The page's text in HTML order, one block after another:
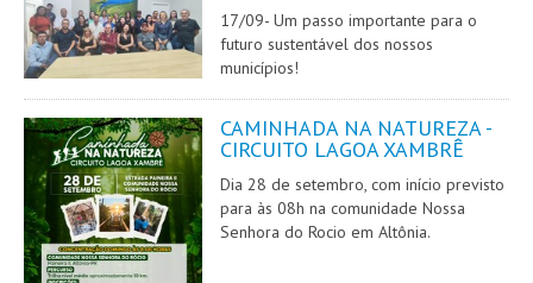
17/09- Um passo importante para o
futuro sustentável dos nossos
municípios!
CAMINHADA NA NATUREZA -
CIRCUITO LAGOA XAMBRÊ
Dia 28 de setembro, com início previsto
para às 08h na comunidade Nossa
Senhora do Rocio em Altônia.